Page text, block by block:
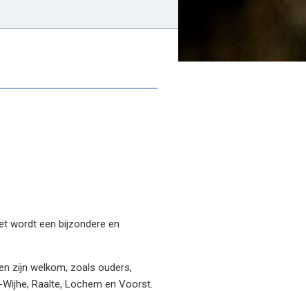
wordt een bijzondere en
zijn welkom, zoals ouders,
Raalte, Lochem en Voorst.